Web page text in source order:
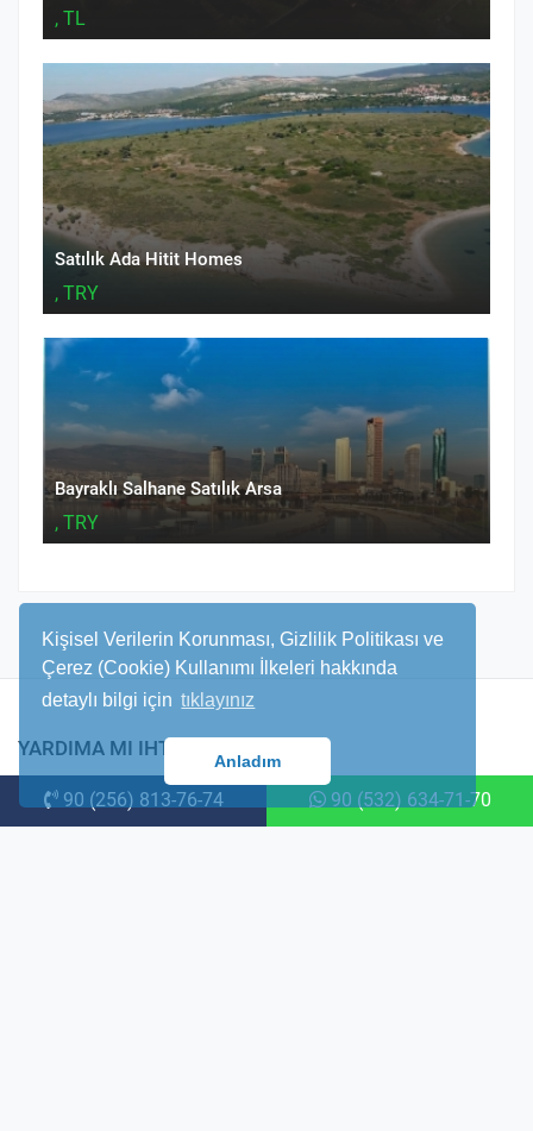
Kişisel Verilerin Korunması, Gizlilik Politikası ve
Çerez (Cookie) Kullanımı İlkeleri hakkında
detaylı bilgi için tıklayınız
Anladım
90 (256) 813-76-74 90 (532) 634-71-70
, TL
Satılık Ada Hitit Homes
, TRY
Bayraklı Salhane Satılık Arsa
, TRY
YARDIMA MI IHTIYACINIZ VAR?
Size yardımcı olmaktan mutluluk duyarız. Danışmanlarımız size yardımcı
olmak için 7/24 hizmetinizdedir.